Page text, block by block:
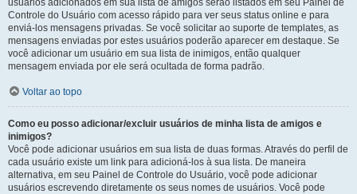
usuários adicionados em sua lista de amigos serão listados em seu Painel de
Controle do Usuário com acesso rápido para ver seus status online e para
enviá-los mensagens privadas. Se você solicitar ao suporte de templates, as
mensagens enviadas por estes usuários poderão aparecer em destaque. Se
você adicionar um usuário em sua lista de inimigos, então qualquer
mensagem enviada por ele será ocultada de forma padrão.
Voltar ao topo
Como eu posso adicionar/excluir usuários de minha lista de amigos e
inimigos?
Você pode adicionar usuários em sua lista de duas formas. Através do perfil de
cada usuário existe um link para adicioná-los à sua lista. De maneira
alternativa, em seu Painel de Controle do Usuário, você pode adicionar
usuários escrevendo diretamente os seus nomes de usuários. Você pode